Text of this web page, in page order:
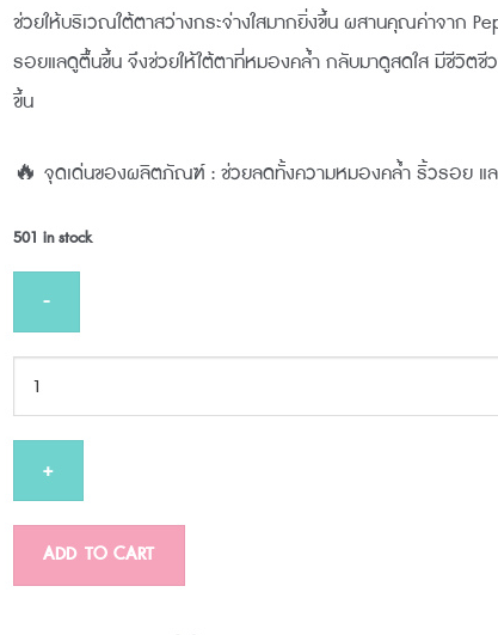
ช่วยให้บริเวณใต้ตาสว่างกระจ่างใสมากยิ่งขึ้น ผสานคุณค่าจาก
รอยแลดูตื้นขึ้น จึงช่วยให้ใต้ตาที่หมองคล้ำ กลับมาดูสดใส มีชีวิตชี
ขึ้น
🔥 จุดเด่นของผลิตภัณฑ์ : ช่วยลดทั้งความหมองคล้ำ ริ้วรอย แล
501 in stock
EXPERT
ADD TO CART